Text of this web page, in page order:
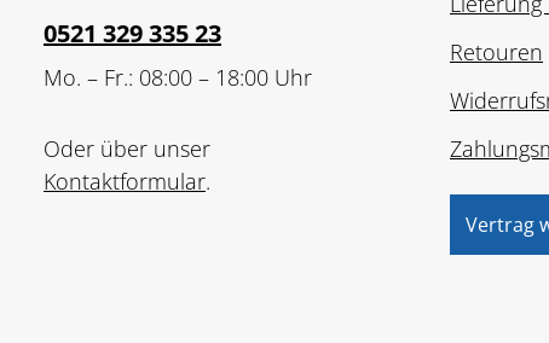
0521 329 335 23
Mo. – Fr.: 08:00 – 18:00 Uhr
Oder über unser
Kontaktformular.
Retouren
Vertrag